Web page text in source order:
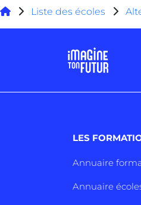
Liste des écoles
LES
Annuaire
Annuaire